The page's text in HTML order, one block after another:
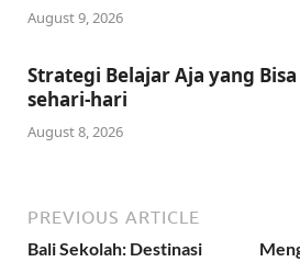
August 9, 2026
Strategi Belajar Aja yang
sehari-hari
August 8, 2026
PREVIOUS ARTICLE
Bali Sekolah: Destinasi